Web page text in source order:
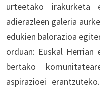
urteetako irakurketa
adierazleen galeria
edukien balorazioa
orduan: Euskal
bertako
aspirazioei